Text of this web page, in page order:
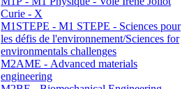
Curie - X
M1STEPE - M1 STEPE - Sciences pour
les défis de l'environnement/Sciences for
environmentals challenges
M2AME - Advanced materials
engineering